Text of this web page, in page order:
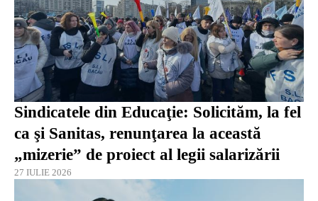
Sindicatele din Educaţie: Solicităm, la fel
ca şi Sanitas, renunţarea la această
„mizerie” de proiect al legii salarizării
27 IULIE 2026